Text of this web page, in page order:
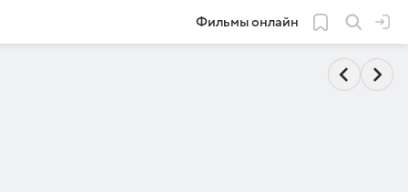
Фильмы онлайн